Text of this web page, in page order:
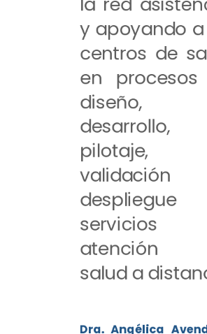
y apoyando a
centros de
en
diseño,
desarrollo,
pilotaje,
despliegue
servicios
atención
salud a
Dra. Angélica